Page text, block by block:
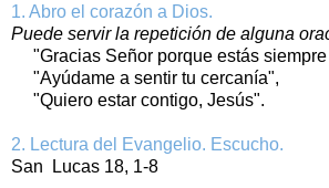
1. Abro el corazón a Dios.
Puede servir la repetición de alguna
"Gracias Señor porque estás siempre
"Ayúdame a sentir tu cercanía",
"Quiero estar contigo, Jesús".
2. Lectura del Evangelio. Escucho.
San Lucas 18, 1-8